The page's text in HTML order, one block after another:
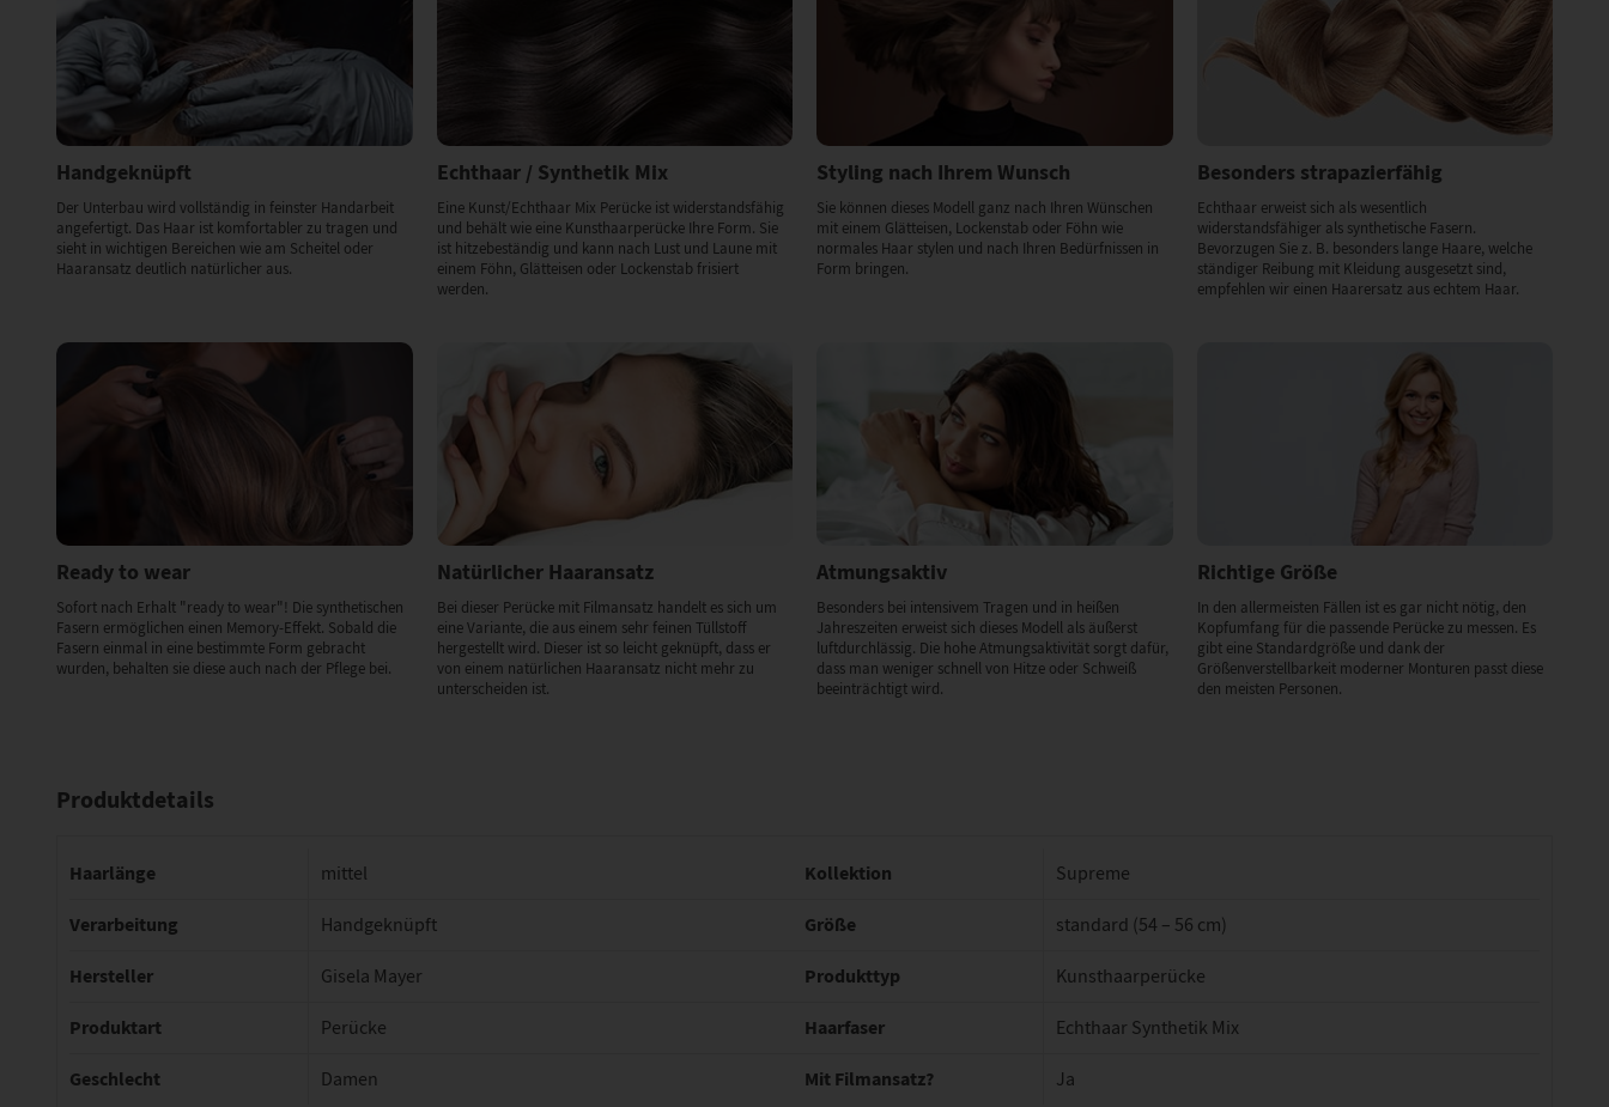
Handgeknüpft
Der Unterbau wird vollständig in feinster Handarbeit
angefertigt. Das Haar ist komfortabler zu tragen und
sieht in wichtigen Bereichen wie am Scheitel oder
Haaransatz deutlich natürlicher aus.
Echthaar / Synthetik Mix
Eine Kunst/Echthaar Mix Perücke ist widerstandsfähig
und behält wie eine Kunsthaarperücke Ihre Form. Sie
ist hitzebeständig und kann nach Lust und Laune mit
einem Föhn, Glätteisen oder Lockenstab frisiert
werden.
Styling nach Ihrem Wunsch
Sie können dieses Modell ganz nach Ihren Wünschen
mit einem Glätteisen, Lockenstab oder Föhn wie
normales Haar stylen und nach Ihren Bedürfnissen in
Form bringen.
Besonders strapazierfähig
Echthaar erweist sich als wesentlich
widerstandsfähiger als synthetische Fasern.
Bevorzugen Sie z. B. besonders lange Haare, welche
ständiger Reibung mit Kleidung ausgesetzt sind,
empfehlen wir einen Haarersatz aus echtem Haar.
Ready to wear
Sofort nach Erhalt "ready to wear"! Die synthetischen
Fasern ermöglichen einen Memory-Effekt. Sobald die
Fasern einmal in eine bestimmte Form gebracht
wurden, behalten sie diese auch nach der Pflege bei.
Natürlicher Haaransatz
Bei dieser Perücke mit Filmansatz handelt es sich um
eine Variante, die aus einem sehr feinen Tüllstoff
hergestellt wird. Dieser ist so leicht geknüpft, dass er
von einem natürlichen Haaransatz nicht mehr zu
unterscheiden ist.
Atmungsaktiv
Besonders bei intensivem Tragen und in heißen
Jahreszeiten erweist sich dieses Modell als äußerst
luftdurchlässig. Die hohe Atmungsaktivität sorgt dafür,
dass man weniger schnell von Hitze oder Schweiß
beeinträchtigt wird.
Richtige Größe
In den allermeisten Fällen ist es gar nicht nötig, den
Kopfumfang für die passende Perücke zu messen. Es
gibt eine Standardgröße und dank der
Größenverstellbarkeit moderner Monturen passt diese
den meisten Personen.
Produktdetails
Haarlänge mittel Kollektion Supreme
Verarbeitung Handgeknüpft Größe standard (54 – 56 cm)
Hersteller Gisela Mayer Produkttyp Kunsthaarperücke
Produktart Perücke Haarfaser Echthaar Synthetik Mix
Geschlecht Damen Mit Filmansatz? Ja